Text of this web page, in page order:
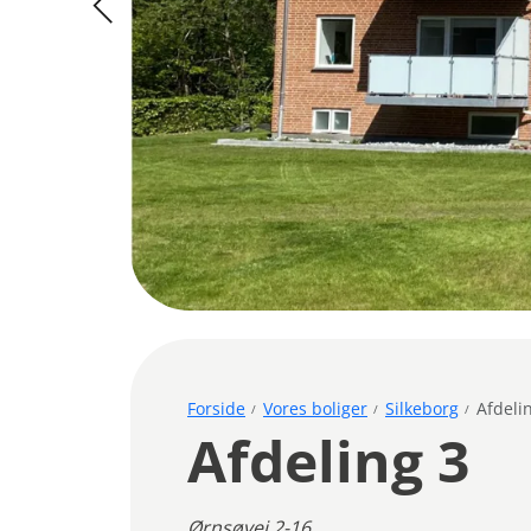
Forside Vores boliger Silkeborg
Afdeling 3